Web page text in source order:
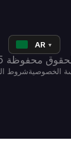
AR ▼
شروطالخصوصية